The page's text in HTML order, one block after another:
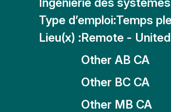
Type d’emploi:Temps
Lieu(x) :Remote -
Other AB CA
Other BC CA
Other MB CA